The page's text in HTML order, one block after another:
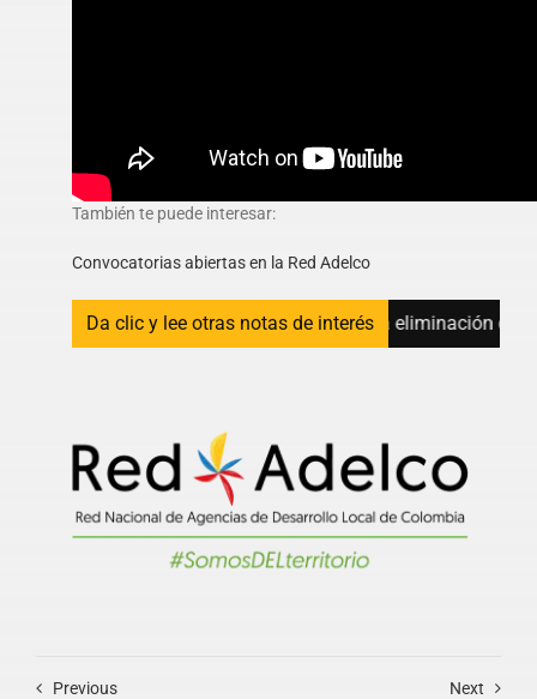
También te puede interesar:
Convocatorias abiertas en la Red Adelco
Da clic y lee otras notas de interés
capacidades para avanzar hacia la eliminación de la malaria
Previous Next